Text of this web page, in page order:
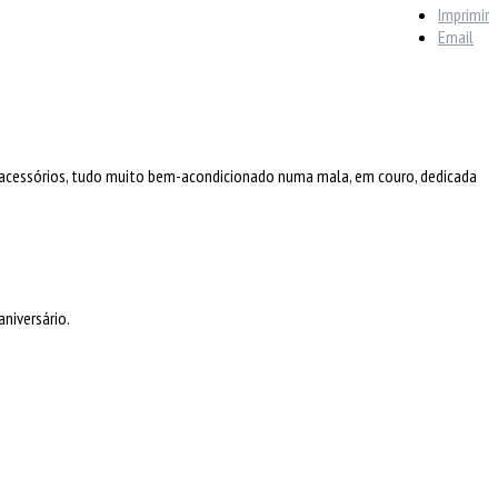
Imprimir
Email
tudo muito bem-acondicionado numa mala, em couro, dedicada